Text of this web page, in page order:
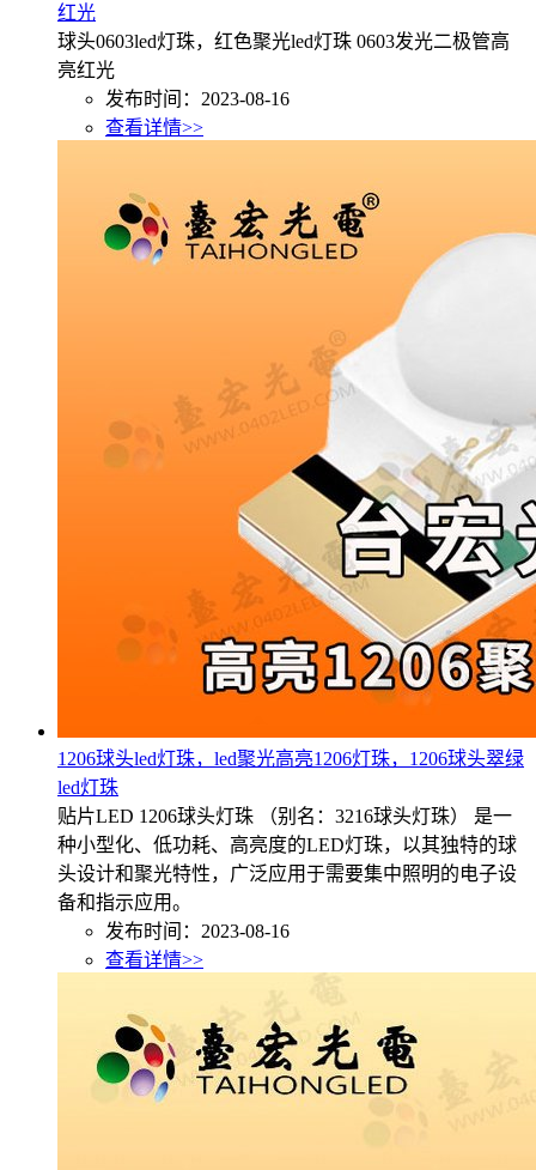
红光
球头0603led灯珠，红色聚光led灯珠 0603发光二极管高
亮红光
发布时间：2023-08-16
查看详情>>
1206球头led灯珠，led聚光高亮1206灯珠，1206球头翠绿
led灯珠
贴片LED 1206球头灯珠 （别名：3216球头灯珠） 是一
种小型化、低功耗、高亮度的LED灯珠，以其独特的球
头设计和聚光特性，广泛应用于需要集中照明的电子设
备和指示应用。
发布时间：2023-08-16
查看详情>>